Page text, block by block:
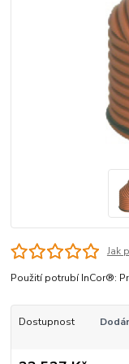
Jak
Použití potrubí InCor®:
Dostupnost